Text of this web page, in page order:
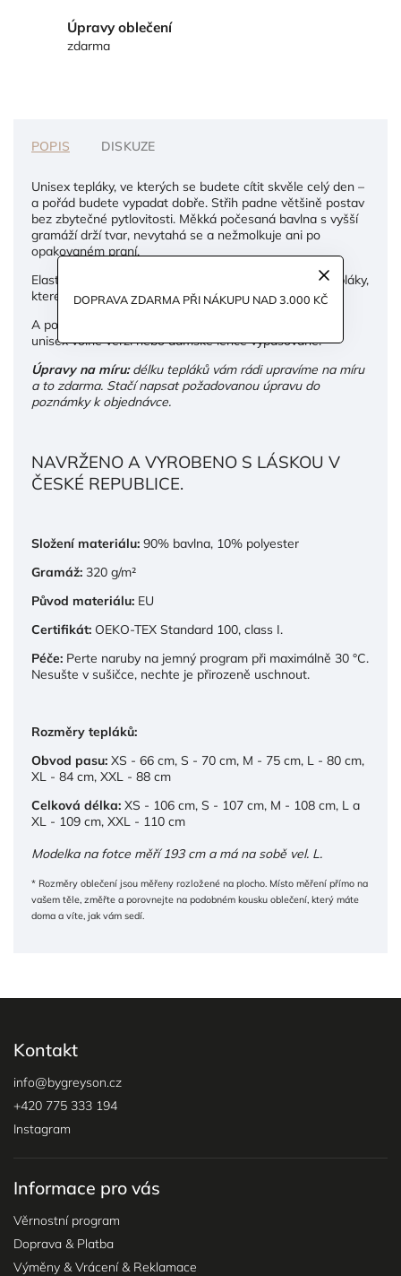
DOPRAVA ZDARMA PŘI NÁKUPU NAD 3.000 KČ
Úpravy oblečení
zdarma
POPIS DISKUZE
Unisex tepláky, ve kterých se budete cítit skvěle celý den –
a pořád budete vypadat dobře. Střih padne většině postav
bez zbytečné pytlovitosti. Měkká počesaná bavlna s vyšší
gramáží drží tvar, nevytahá se a nežmolkuje ani po
opakovaném praní.
Elastický pas, kapsy a jednoduchý střih z nich dělají tepláky,
které si oblíbíte na doma, do města i na cesty.
A pokud toužíte po setu – máme k nim i mikinu a to v
unisex volné verzi nebo dámské lehce vypasované.
Úpravy na míru:délku tepláků vám rádi upravíme na míru
a to zdarma. Stačí napsat požadovanou úpravu do
poznámky k objednávce.
NAVRŽENO A VYROBENO S LÁSKOU V
ČESKÉ REPUBLICE.
Složení materiálu: 90% bavlna, 10% polyester
Gramáž: 320 g/m²
Původ materiálu: EU
Certifikát: OEKO-TEX Standard 100, class I.
Péče: Perte naruby na jemný program při maximálně 30 °C.
Nesušte v sušičce, nechte je přirozeně uschnout.
Rozměry tepláků:
Obvod pasu: XS - 66 cm, S - 70 cm, M - 75 cm, L - 80 cm,
XL - 84 cm, XXL - 88 cm
Celková délka: XS - 106 cm, S - 107 cm, M - 108 cm, L a
XL - 109 cm, XXL - 110 cm
Modelka na fotce měří 193 cm a má na sobě vel. L.
* Rozměry oblečení jsou měřeny rozložené na plocho. Místo měření přímo na
vašem těle, změřte a porovnejte na podobném kousku oblečení, který máte
doma a víte, jak vám sedí.
Kontakt
info@bygreyson.cz
+420 775 333 194
Instagram
Informace pro vás
Věrnostní program
Doprava & Platba
Výměny & Vrácení & Reklamace